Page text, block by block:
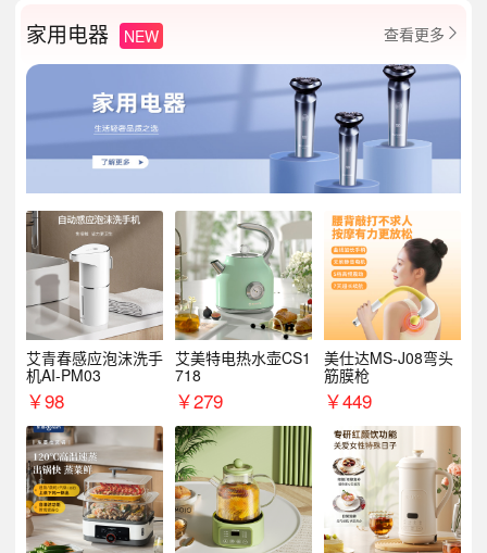
家用电器 NEW 查看更多 
艾青春感应泡沫洗手
机AI-PM03
￥98
艾美特电热水壶CS1
718
￥279
美仕达MS-J08弯头
筋膜枪
￥449